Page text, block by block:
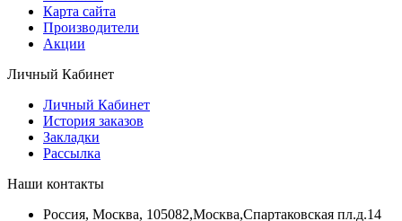
Карта сайта
Производители
Акции
Личный Кабинет
Личный Кабинет
История заказов
Закладки
Рассылка
Наши контакты
Россия, Москва, 105082,Москва,Спартаковская пл.д.14